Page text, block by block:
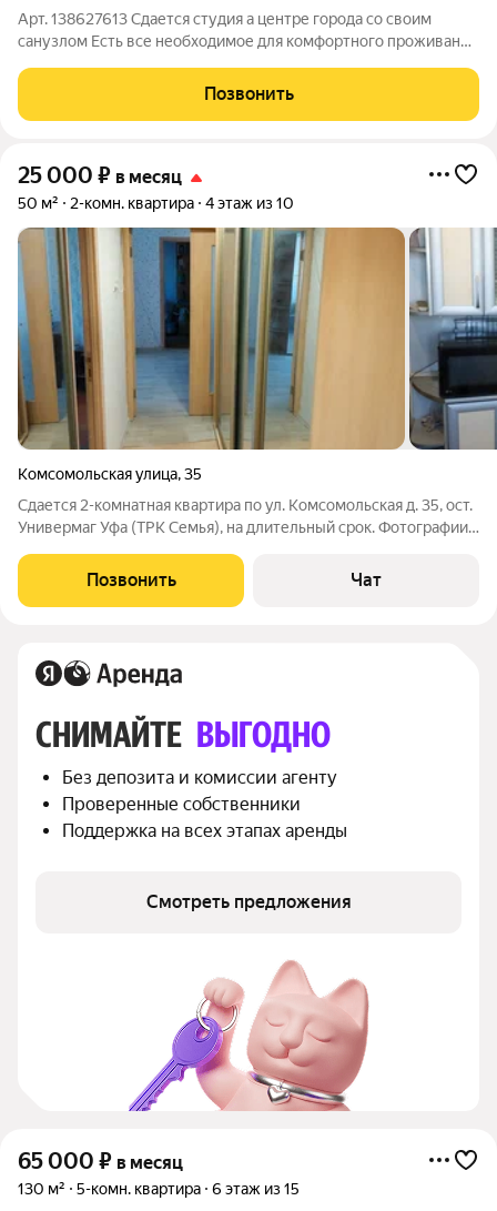
Арт. 138627613 Сдается студия а центре города со своим
санузлом Есть все необходимое для комфортного проживания
как для студентов,так и семейных парам Покажем в любое
удобное время для вас.
Позвонить
25 000 ₽ в месяц
50 м² 2-комн. квартира 4 этаж из 10
Комсомольская улица,35
Сдается 2-комнатная квартира по ул. Комсомольская д. 35, ост.
Универмаг Уфа (ТРК Семья), на длительный срок. Фотографии
Позвонить Чат
СНИМАЙТЕ ВЫГОДНО
Без депозита и комиссии агенту
Проверенные собственники
Поддержка на всех этапах аренды
Смотреть предложения
65 000 ₽ в месяц
130 м² 5-комн. квартира 6 этаж из 15